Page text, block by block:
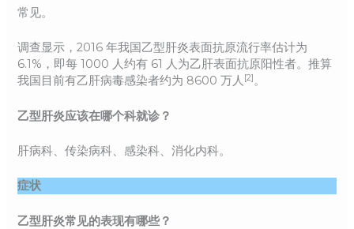
常见。
调查显示，2016 年我国乙型肝炎表面抗原流行率估计为
6.1%，即每 1000 人约有 61 人为乙肝表面抗原阳性者。推算
我国目前有乙肝病毒感染者约为 8600 万人 [2]。
乙型肝炎应该在哪个科就诊？
肝病科、传染病科、感染科、消化内科。
症状
乙型肝炎常见的表现有哪些？